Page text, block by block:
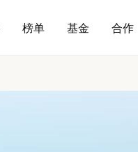
榜单 基金 合作